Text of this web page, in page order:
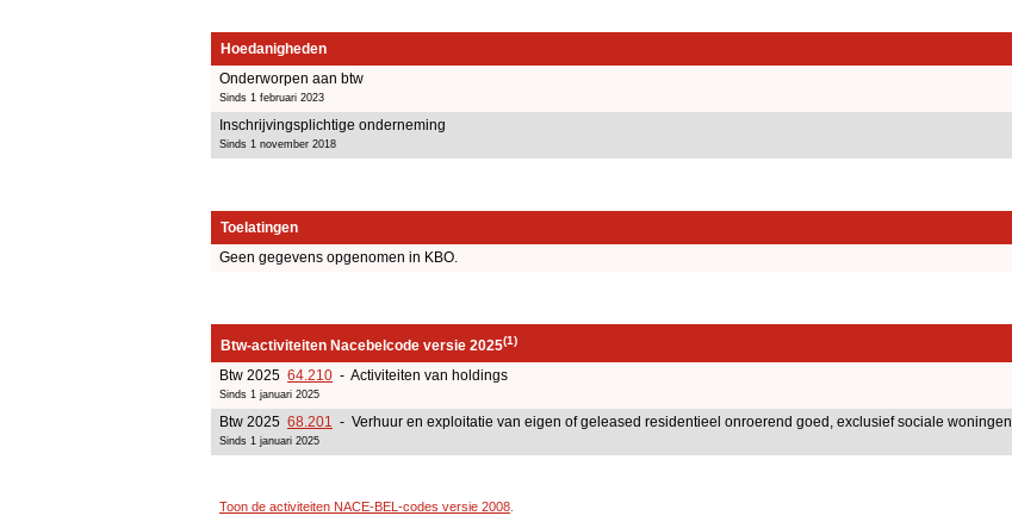
Hoedanigheden
Onderworpen aan btw
Sinds 1 februari 2023
Inschrijvingsplichtige onderneming
Sinds 1 november 2018
Toelatingen
Geen gegevens opgenomen in KBO.
Btw-activiteiten Nacebelcode versie 2025(1)
Btw 2025 64.210 - Activiteiten van holdings
Sinds 1 januari 2025
Btw 2025 68.201 - Verhuur en exploitatie van eigen of geleased residentieel onroerend goed, exclusief sociale woningen
Sinds 1 januari 2025
Toon de activiteiten NACE-BEL-codes versie 2008